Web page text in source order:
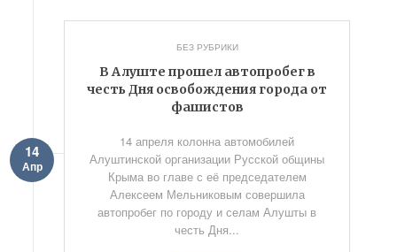
БЕЗ РУБРИКИ
В Алуште прошел автопробег в
честь Дня освобождения города от
фашистов
14
Апр
14 апреля колонна автомобилей
Алуштинской организации Русской общины
Крыма во главе с её председателем
Алексеем Мельниковым совершила
автопробег по городу и селам Алушты в
честь Дня...